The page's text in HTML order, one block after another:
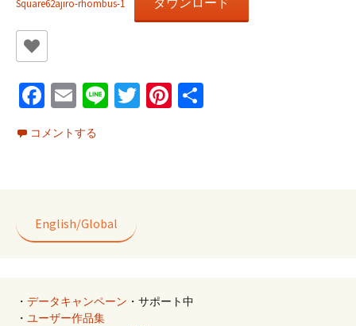
Square62ajiro-rhombus-1
Fa
ce
b
k
E
m
ai
Li T
Pi
コメントする
English/Global
・ データキャンペーン ・サポート中
・ ユーザー作品集